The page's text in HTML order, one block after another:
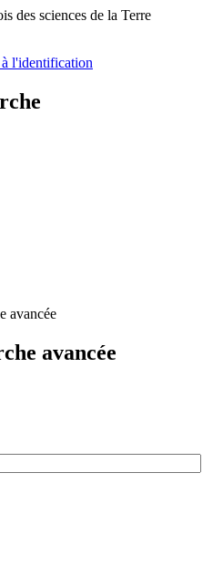
des sciences de la Terre
l'identification
avancée
avancée